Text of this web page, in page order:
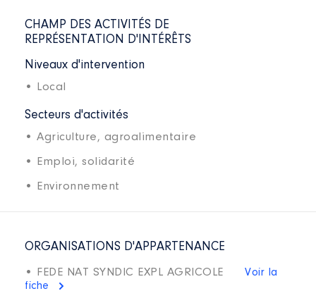
CHAMP DES ACTIVITÉS DE
REPRÉSENTATION D'INTÉRÊTS
Niveaux d'intervention
• Local
Secteurs d'activités
• Agriculture, agroalimentaire
• Emploi, solidarité
• Environnement
ORGANISATIONS D'APPARTENANCE
• FEDE NAT SYNDIC EXPL AGRICOLE
Voir la
fiche